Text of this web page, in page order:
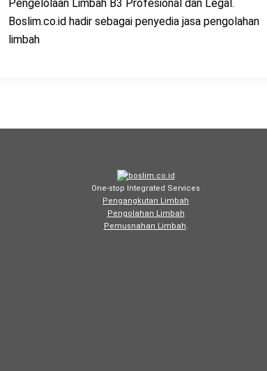
Pengelolaan Limbah B3 Profesional dan Legal.
Boslim.co.id hadir sebagai penyedia jasa pengolahan
limbah
One-stop Integrated Services
Pengangkutan Limbah
Pengolahan Limbah
Pemusnahan Limbah.